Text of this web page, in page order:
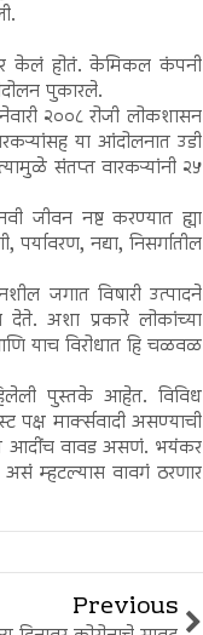
केलं होतं. केमिकल कंपनी
पुकारले.
२००८ रोजी लोकशासन
या आंदोलनात उडी
संतप्त वारकऱ्यांनी २५
जीवन नष्ट करण्यात ह्या
नद्या, निसर्गातील
जगात विषारी उत्पादने
अशा प्रकारे लोकांच्या
याच विरोधात हि चळवळ
पुस्तके आहेत. विविध
मार्क्‍सवादी असण्याची
आदींच वावड असणं. भयंकर
असं म्हटल्यास वावगं ठरणार
Previous